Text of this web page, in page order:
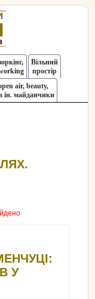
Вільний
простір
air, beauty,
ін. майданчики
У